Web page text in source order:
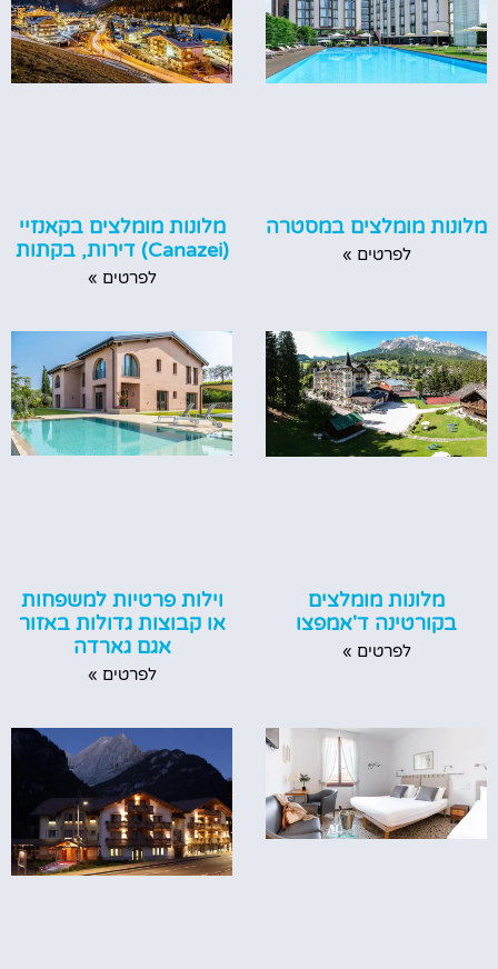
מלונות מומלצים במסטרה
לפרטים »
מלונות מומלצים בקאנזיי
(Canazei) דירות, בקתות
לפרטים »
מלונות מומלצים
בקורטינה ד'אמפצו
לפרטים »
וילות פרטיות למשפחות
או קבוצות גדולות באזור
אגם גארדה
לפרטים »